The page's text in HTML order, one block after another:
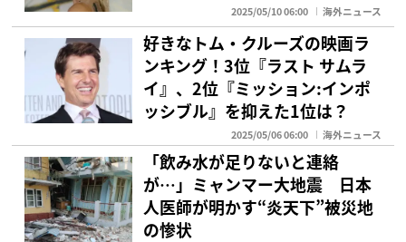
2025/05/10 06:00 海外ニュース
好きなトム・クルーズの映画ラ
ンキング！3位『ラスト サムラ
イ』、2位『ミッション:インポ
ッシブル』を抑えた1位は？
2025/05/06 06:00 海外ニュース
「飲み水が足りないと連絡
が…」ミャンマー大地震 日本
人医師が明かす“炎天下”被災地
の惨状